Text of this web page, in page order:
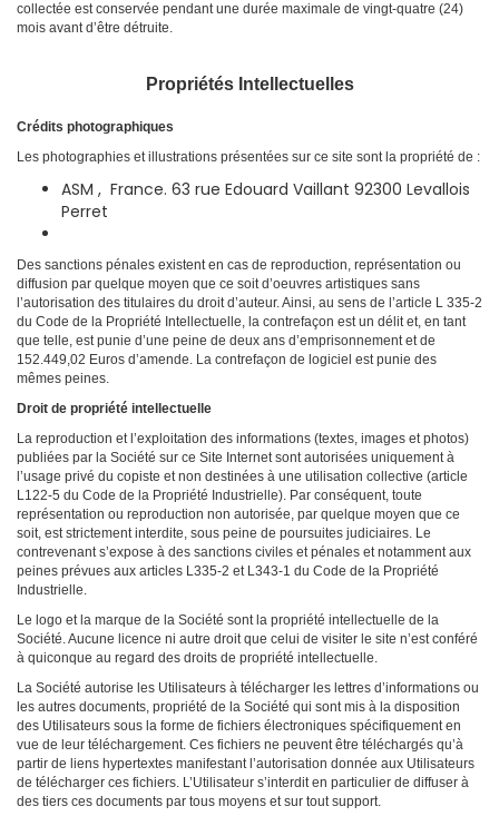
collectée est conservée pendant une durée maximale de vingt-quatre (24)
mois avant d’être détruite.
Propriétés Intellectuelles
Crédits photographiques
Les photographies et illustrations présentées sur ce site sont la propriété de :
ASM , France. 63 rue Edouard Vaillant 92300 Levallois
Perret
Des sanctions pénales existent en cas de reproduction, représentation ou
diffusion par quelque moyen que ce soit d’oeuvres artistiques sans
l’autorisation des titulaires du droit d’auteur. Ainsi, au sens de l’article L 335-2
du Code de la Propriété Intellectuelle, la contrefaçon est un délit et, en tant
que telle, est punie d’une peine de deux ans d’emprisonnement et de
152.449,02 Euros d’amende. La contrefaçon de logiciel est punie des
mêmes peines.
Droit de propriété intellectuelle
La reproduction et l’exploitation des informations (textes, images et photos)
publiées par la Société sur ce Site Internet sont autorisées uniquement à
l’usage privé du copiste et non destinées à une utilisation collective (article
L122-5 du Code de la Propriété Industrielle). Par conséquent, toute
représentation ou reproduction non autorisée, par quelque moyen que ce
soit, est strictement interdite, sous peine de poursuites judiciaires. Le
contrevenant s’expose à des sanctions civiles et pénales et notamment aux
peines prévues aux articles L335-2 et L343-1 du Code de la Propriété
Industrielle.
Le logo et la marque de la Société sont la propriété intellectuelle de la
Société. Aucune licence ni autre droit que celui de visiter le site n’est conféré
à quiconque au regard des droits de propriété intellectuelle.
La Société autorise les Utilisateurs à télécharger les lettres d’informations ou
les autres documents, propriété de la Société qui sont mis à la disposition
des Utilisateurs sous la forme de fichiers électroniques spécifiquement en
vue de leur téléchargement. Ces fichiers ne peuvent être téléchargés qu’à
partir de liens hypertextes manifestant l’autorisation donnée aux Utilisateurs
de télécharger ces fichiers. L’Utilisateur s’interdit en particulier de diffuser à
des tiers ces documents par tous moyens et sur tout support.